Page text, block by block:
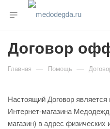
Договор
Главная — Помощь —
Настоящий Договор
Интернет-магазина
магазин) в адрес физических